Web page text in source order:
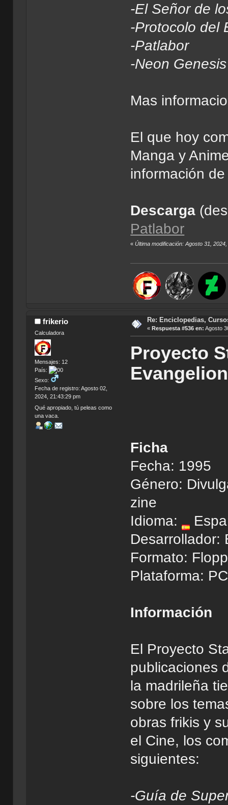
-El Señor de
-Protocolo del
-Patlabor
-Neon
Mas
El que hoy
Manga y
información
Descarga
Patlabor
«Última modificación: Agosto 31,
frikerio
Calculadora
Mensajes: 12
País:
Sexo:
Fecha de registro: Agosto 02,
2024, 21:43:29 pm
Qué apropiado, tú peleas como
una vaca.
Re: Enciclopedias,
« Respuesta #536 en: Agosto
Proyecto
Evangelion
Ficha
Fecha: 1995
Género:
zine
Idioma:
Desarrollador:
Formato:
Plataforma:
Información
El Proyecto
publicaciones
la madrileña
sobre los
obras frikis y
el Cine, los
siguientes:
-Guía de